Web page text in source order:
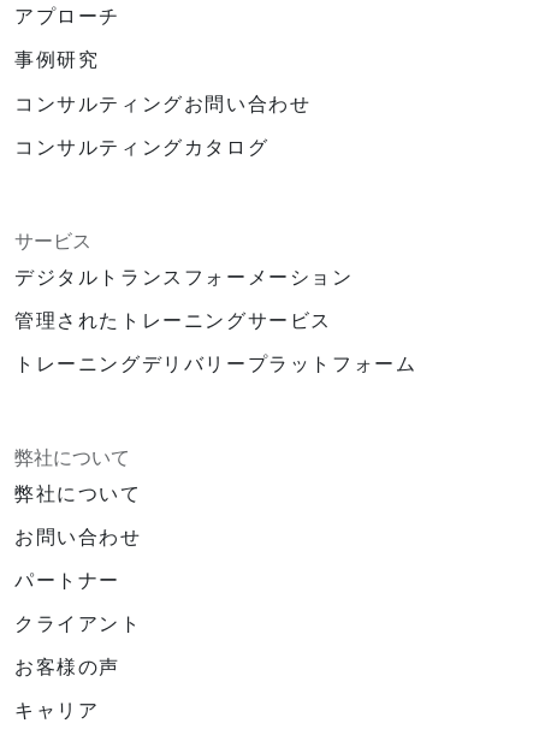
アプローチ
事例研究
コンサルティングお問い合わせ
コンサルティングカタログ
サービス
デジタルトランスフォーメーション
管理されたトレーニングサービス
トレーニングデリバリープラットフォーム
弊社について
弊社について
お問い合わせ
パートナー
クライアント
お客様の声
キャリア